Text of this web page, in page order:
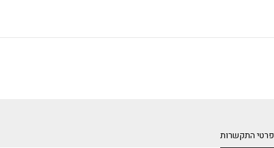
פרטי התקשרות